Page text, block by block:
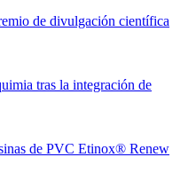
de divulgación científica
tras la integración de
de PVC Etinox® Renew